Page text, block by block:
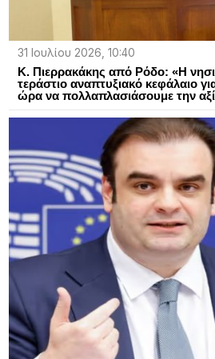
31 Ιουλίου 2026, 10:40
Κ. Πιερρακάκης από Ρόδο: «Η
τεράστιο αναπτυξιακό κεφάλαιο
ώρα να πολλαπλασιάσουμε την